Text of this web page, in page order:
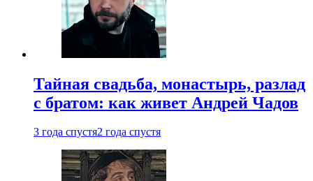
Тайная свадьба, монастырь, разлад
с братом: как живет Андрей Чадов
3 года спустя2 года спустя